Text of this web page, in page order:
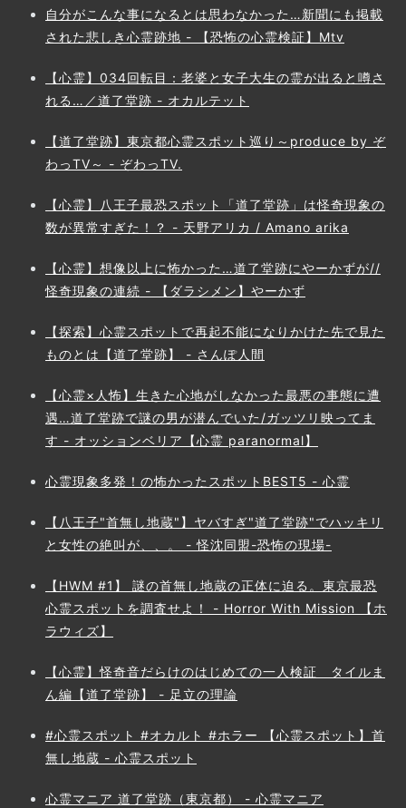
自分がこんな事になるとは思わなかった…新聞にも掲載
された悲しき心霊跡地 - 【恐怖の心霊検証】Mtv
【心霊】034回転目：老婆と女子大生の霊が出ると噂さ
れる…／道了堂跡 - オカルテット
【道了堂跡】東京都心霊スポット巡り～produce by ぞ
わっTV～ - ぞわっTV.
【心霊】八王子最恐スポット「道了堂跡」は怪奇現象の
数が異常すぎた！？ - 天野アリカ / Amano arika
【心霊】想像以上に怖かった…道了堂跡にやーかずが//
怪奇現象の連続 - 【ダラシメン】やーかず
【探索】心霊スポットで再起不能になりかけた先で見た
ものとは【道了堂跡】 - さんぽ人間
【心霊×人怖】生きた心地がしなかった最悪の事態に遭
遇…道了堂跡で謎の男が潜んでいた/ガッツリ映ってま
す - オッションベリア【心霊 paranormal】
心霊現象多発！の怖かったスポットBEST5 - 心霊
【八王子"首無し地蔵"】ヤバすぎ"道了堂跡"でハッキリ
と女性の絶叫が、、。 - 怪沈同盟-恐怖の現場-
【HWM #1】 謎の首無し地蔵の正体に迫る。東京最恐
心霊スポットを調査せよ！ - Horror With Mission 【ホ
ラウィズ】
【心霊】怪奇音だらけのはじめての一人検証 タイルま
ん編【道了堂跡】 - 足立の理論
#心霊スポット #オカルト #ホラー 【心霊スポット】首
無し地蔵 - 心霊スポット
心霊マニア 道了堂跡（東京都） - 心霊マニア